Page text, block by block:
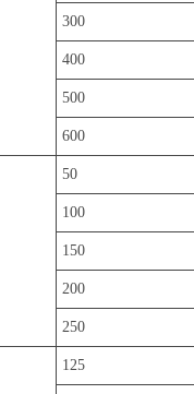
300
400
500
600
50
100
150
200
250
125